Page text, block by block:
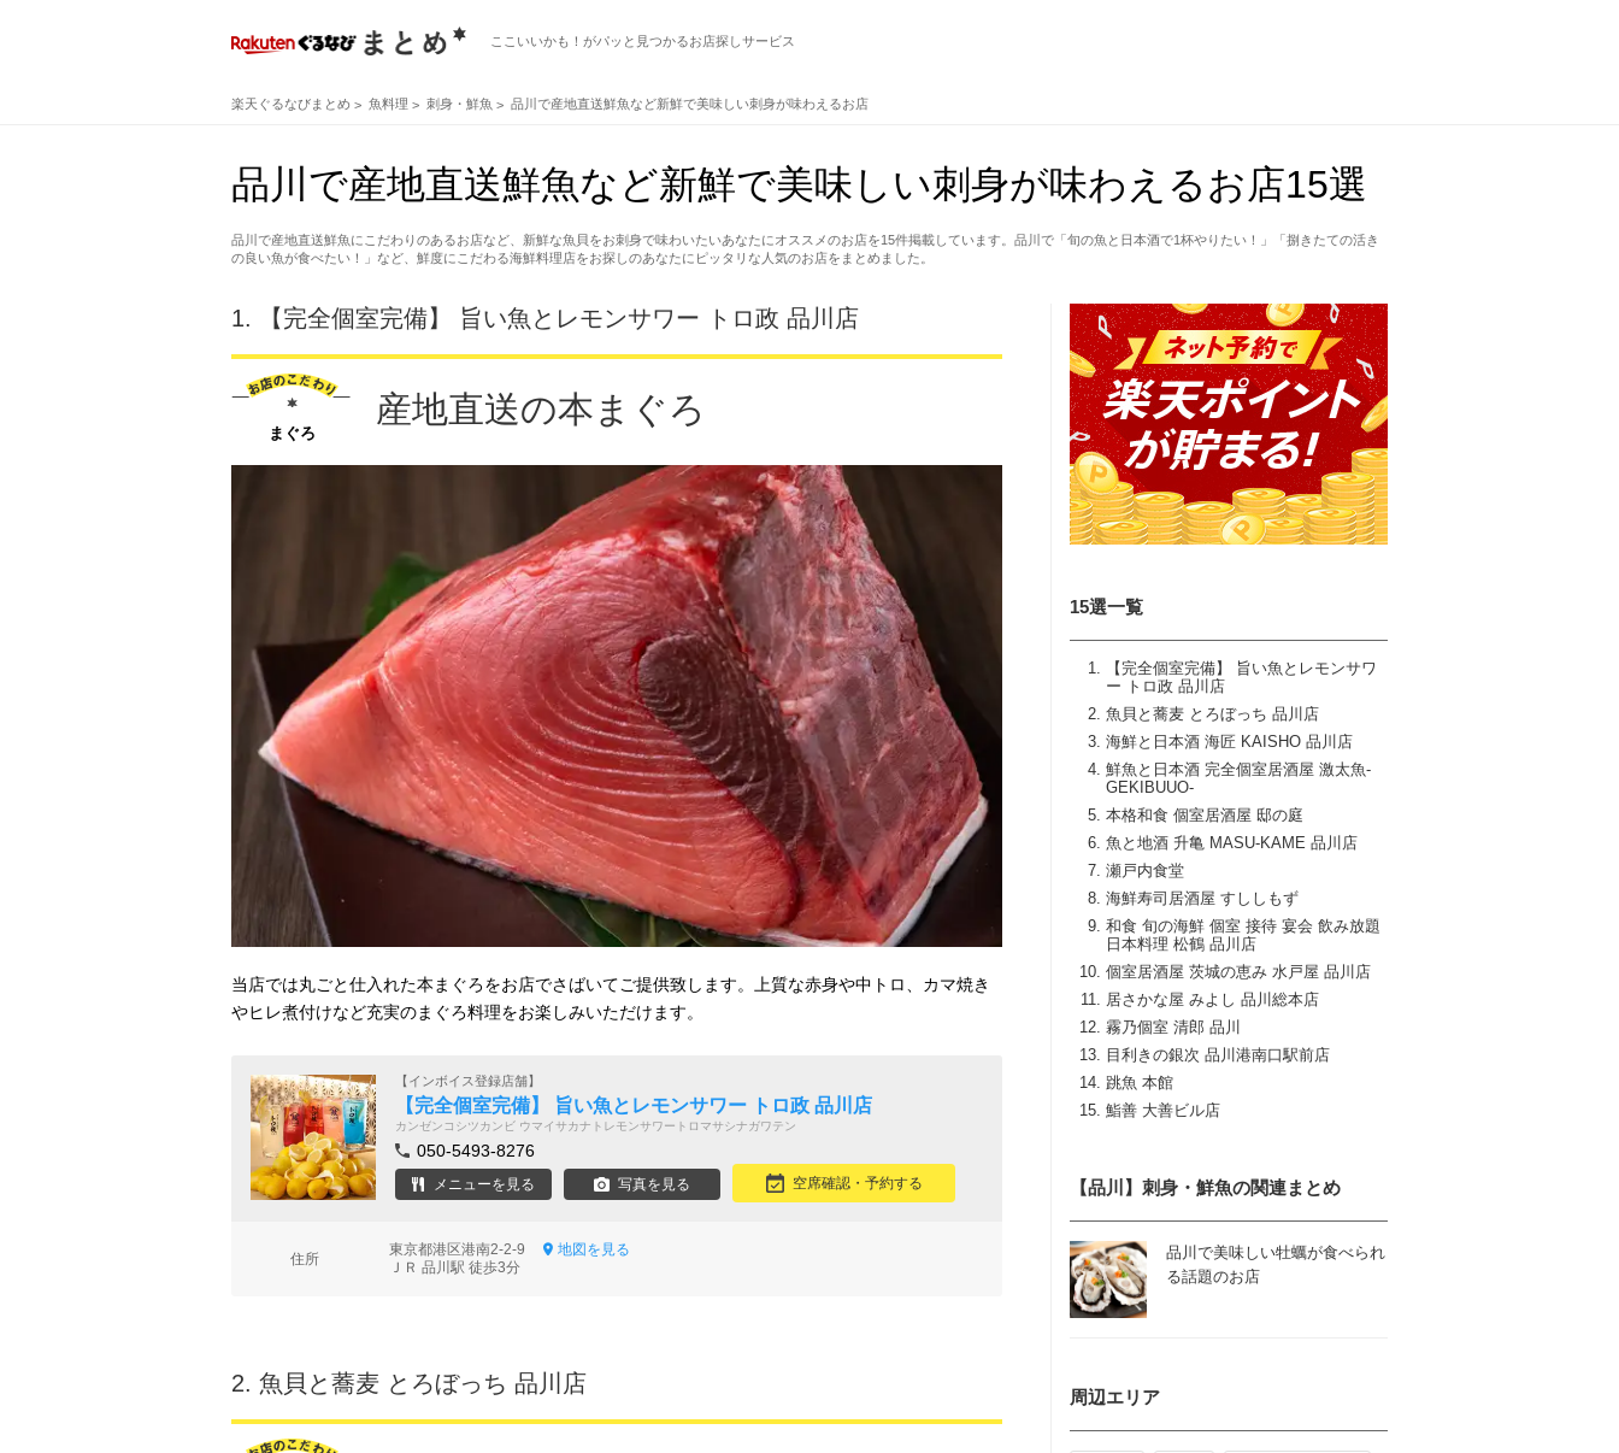
ここいいかも！がパッと見つかるお店探しサービス
楽天ぐるなびまとめ 魚料理 刺身・鮮魚 品川で産地直送鮮魚など新鮮で美味しい刺身が味わえるお店
品川で産地直送鮮魚など新鮮で美味しい刺身が味わえるお店15選
品川で産地直送鮮魚にこだわりのあるお店など、新鮮な魚貝をお刺身で味わいたいあなたにオススメのお店を15件掲載しています。品川で「旬の魚と日本酒で1杯やりたい！」「捌きたての活き
の良い魚が食べたい！」など、鮮度にこだわる海鮮料理店をお探しのあなたにピッタリな人気のお店をまとめました。
15選一覧
【完全個室完備】 旨い魚とレモンサワ
ー トロ政 品川店
魚貝と蕎麦 とろぼっち 品川店
海鮮と日本酒 海匠 KAISHO 品川店
鮮魚と日本酒 完全個室居酒屋 激太魚‐
GEKIBUUO‐
本格和食 個室居酒屋 邸の庭
魚と地酒 升亀 MASU‐KAME 品川店
瀬戸内食堂
海鮮寿司居酒屋 すししもず
和食 旬の海鮮 個室 接待 宴会 飲み放題
日本料理 松鶴 品川店
個室居酒屋 茨城の恵み 水戸屋 品川店
居さかな屋 みよし 品川総本店
霧乃個室 清郎 品川
目利きの銀次 品川港南口駅前店
跳魚 本館
鮨善 大善ビル店
1. 【完全個室完備】 旨い魚とレモンサワー トロ政 品川店
まぐろ
産地直送の本まぐろ
当店では丸ごと仕入れた本まぐろをお店でさばいてご提供致します。上質な赤身や中トロ、カマ焼き
やヒレ煮付けなど充実のまぐろ料理をお楽しみいただけます。
【インボイス登録店舗】
【完全個室完備】 旨い魚とレモンサワー トロ政 品川店
カンゼンコシツカンビ ウマイサカナトレモンサワートロマサシナガワテン
050-5493-8276
メニューを見る 写真を見る 空席確認・予約する
住所
東京都港区港南2-2-9
地図を見る
ＪＲ 品川駅 徒歩3分
2. 魚貝と蕎麦 とろぼっち 品川店
【品川】刺身・鮮魚の関連まとめ
品川で美味しい牡蠣が食べられ
る話題のお店
周辺エリア